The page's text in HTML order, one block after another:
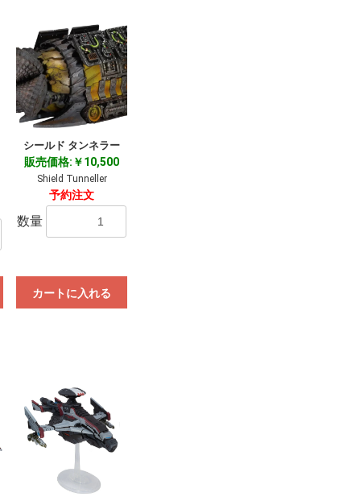
シールド タンネラー
販売価格:￥10,500
Shield Tunneller
予約注文
数量
カートに入れる